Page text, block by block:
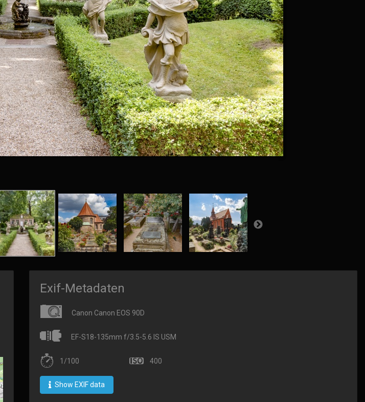
Exif-Metadaten
Canon Canon EOS 90D
EF-S18-135mm f/3.5-5.6 IS USM
1/100 400
Show EXIF data